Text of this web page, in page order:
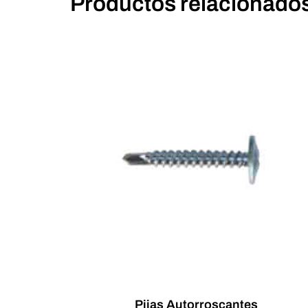
Pijas Autorroscantes